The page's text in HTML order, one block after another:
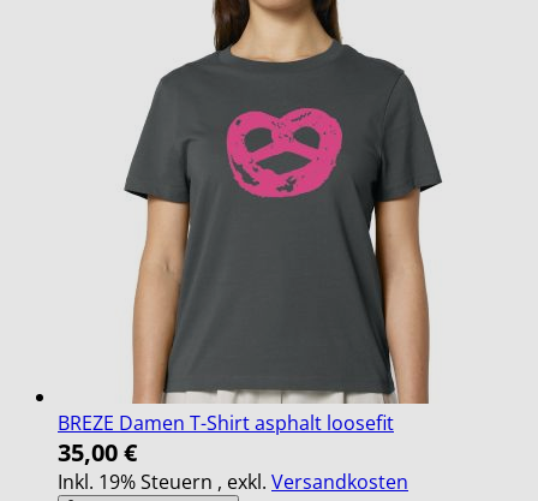
BREZE Damen T-Shirt asphalt loosefit
35,00 €
Inkl. 19% Steuern , exkl. Versandkosten